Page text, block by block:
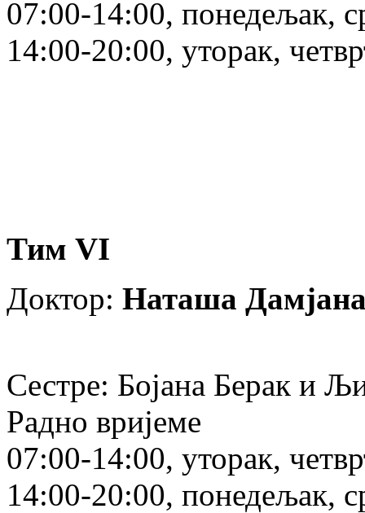
07:00-14:00, понедељак,
14:00-20:00, уторак,
Тим VI
Доктор: Наташа
Сестре: Бојана Берак и
Радно вријеме
07:00-14:00, уторак,
14:00-20:00, понедељак,